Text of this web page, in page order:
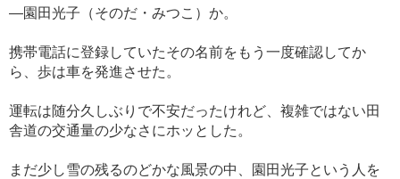
―園田光子（そのだ・みつこ）か。
携帯電話に登録していたその名前をもう一度確認してか
ら、歩は車を発進させた。
運転は随分久しぶりで不安だったけれど、複雑ではない田
舎道の交通量の少なさにホッとした。
まだ少し雪の残るのどかな風景の中、園田光子という人を